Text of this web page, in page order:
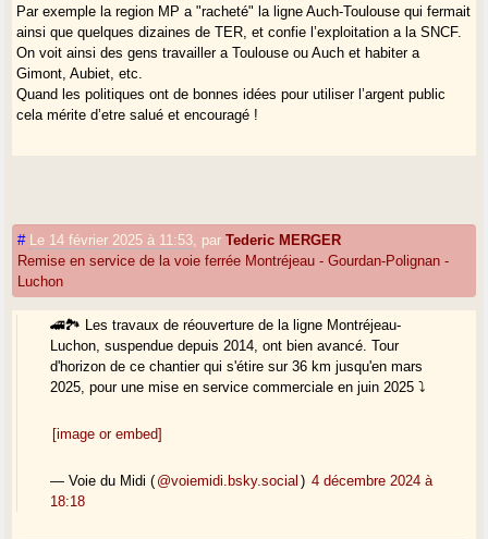
Par exemple la region MP a "racheté" la ligne Auch-Toulouse qui fermait
ainsi que quelques dizaines de TER, et confie l’exploitation a la SNCF.
On voit ainsi des gens travailler a Toulouse ou Auch et habiter a
Gimont, Aubiet, etc.
Quand les politiques ont de bonnes idées pour utiliser l’argent public
cela mérite d’etre salué et encouragé !
# Le 14 février 2025 à 11:53 parTederic MERGER
Remise en service de la voie ferrée Montréjeau - Gourdan-Polignan -
Luchon
🚄🏞️ Les travaux de réouverture de la ligne Montréjeau-
Luchon, suspendue depuis 2014, ont bien avancé. Tour
d'horizon de ce chantier qui s'étire sur 36 km jusqu'en mars
2025, pour une mise en service commerciale en juin 2025 ⤵️
[image or embed]
— Voie du Midi ( @voiemidi.bsky.social ) 4 décembre 2024 à
18:18